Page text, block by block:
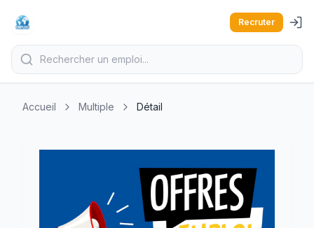
Recruter
Accueil Multiple Détail